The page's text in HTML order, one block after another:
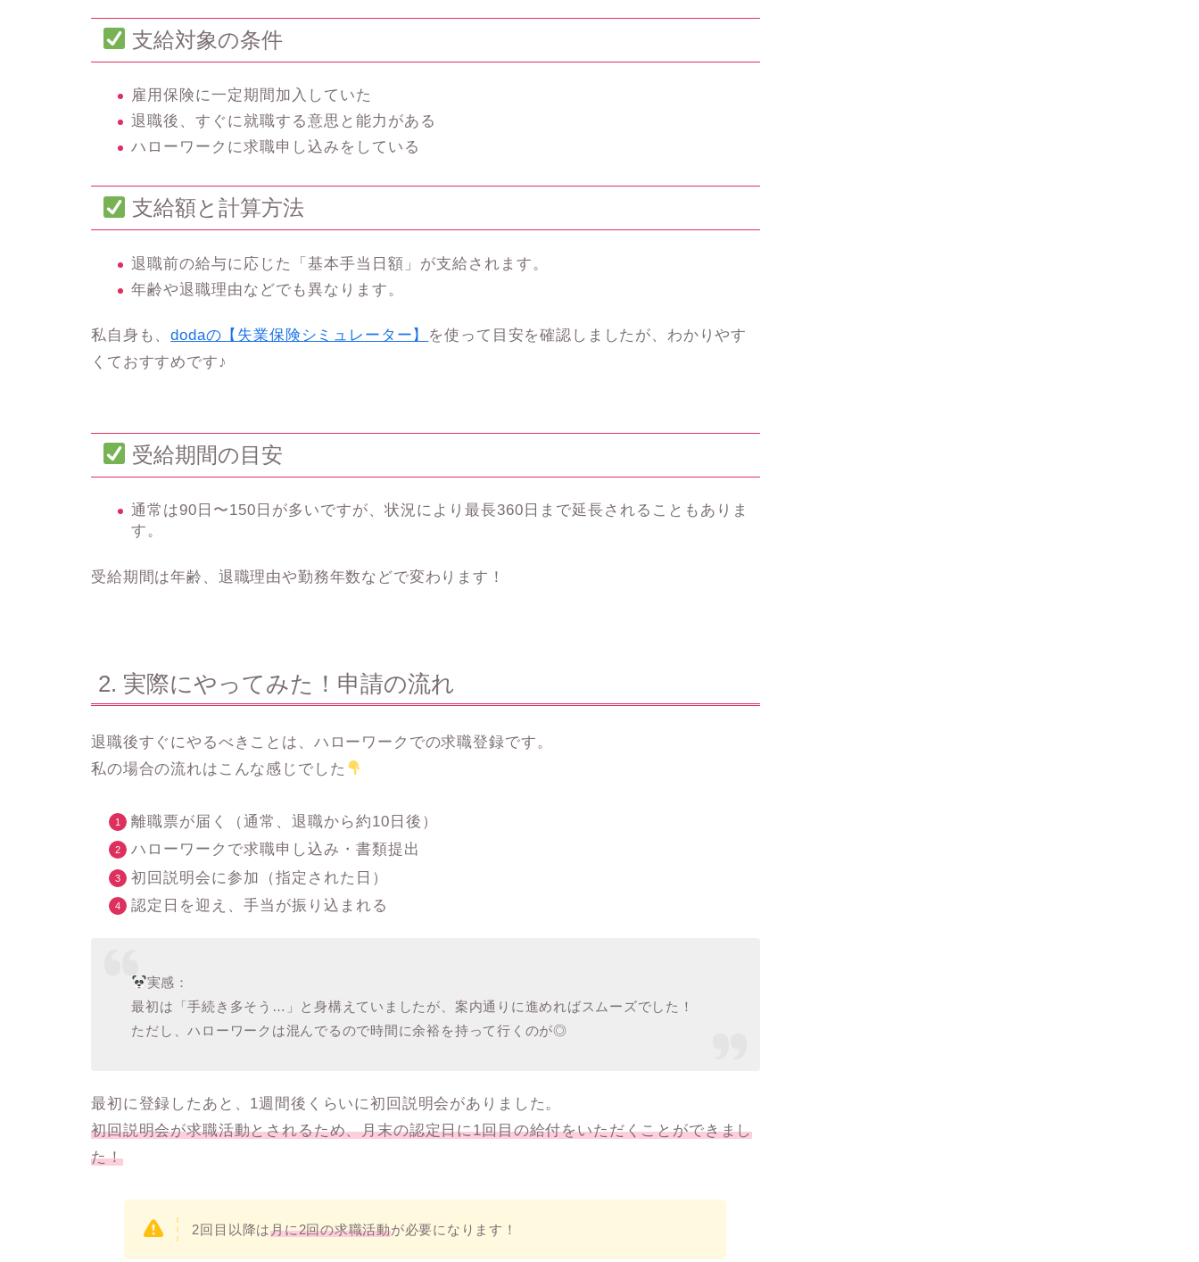
支給対象の条件
雇用保険に一定期間加入していた
退職後、すぐに就職する意思と能力がある
ハローワークに求職申し込みをしている
支給額と計算方法
退職前の給与に応じた「基本手当日額」が支給されます。
年齢や退職理由などでも異なります。
私自身も、dodaの【失業保険シミュレーター】 を使って目安を確認しましたが、わかりやす
くておすすめです♪
受給期間の目安
通常は90日〜150日が多いですが、状況により最長360日まで延長されることもありま
す。
受給期間は年齢、退職理由や勤務年数などで変わります！
2. 実際にやってみた！申請の流れ
退職後すぐにやるべきことは、 ハローワークでの求職登録です。
私の場合の流れはこんな感じでした
離職票が届く（通常、退職から約10日後）
ハローワークで求職申し込み・書類提出
初回説明会に参加（指定された日）
認定日を迎え、手当が振り込まれる
実感：
最初は「手続き多そう… 」と身構えていましたが、案内通りに進めればスムーズでした！
ただし、ハローワークは混んでるので時間に余裕を持って行くのが◎
最初に登録したあと、1週間後くらいに初回説明会がありました。
初回説明会が求職活動とされるため、月末の認定日に1回目の給付をいただくことができまし
た！
2回目以降は月に2回の求職活動が必要になります！